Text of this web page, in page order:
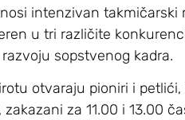
intenzivan takmičarski
u tri različite
sopstvenog kadra.
otvaraju pioniri i
za 11.00 i 13.00